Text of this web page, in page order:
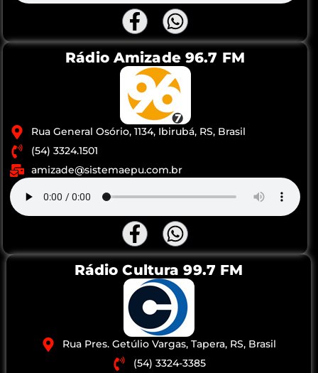
Rádio Amizade 96.7 FM
Rua General Osório, 1134, Ibirubá, RS, Brasil
(54) 3324.1501
amizade@sistemaepu.com.br
Rádio Cultura 99.7 FM
Rua Pres. Getúlio Vargas, Tapera, RS, Brasil
(54) 3324-3385